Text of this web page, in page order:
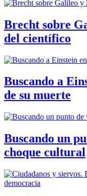
Brecht sobre
del científico
Buscando a
de su muerte
Buscando un
choque cultural